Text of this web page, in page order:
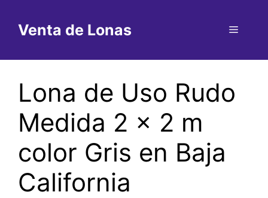
contenido
Venta de Lonas Menú
Lona de Uso Rudo
Medida 2 x 2 m
color Gris en Baja
California